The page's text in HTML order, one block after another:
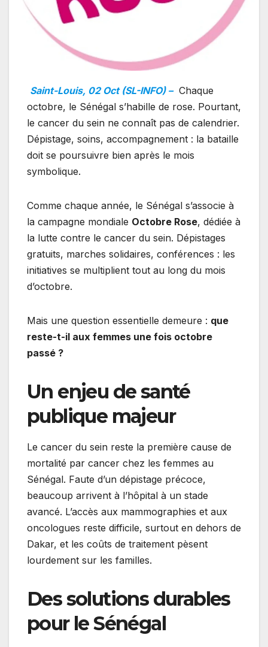
Saint-Louis, 02 Oct (SL-INFO) – Chaque
octobre, le Sénégal s’habille de rose. Pourtant,
le cancer du sein ne connaît pas de calendrier.
Dépistage, soins, accompagnement : la bataille
doit se poursuivre bien après le mois
symbolique.
Comme chaque année, le Sénégal s’associe à
la campagne mondiale Octobre Rose, dédiée à
la lutte contre le cancer du sein. Dépistages
gratuits, marches solidaires, conférences : les
initiatives se multiplient tout au long du mois
d’octobre.
Mais une question essentielle demeure : que
reste-t-il aux femmes une fois octobre
passé ?
Un enjeu de santé
publique majeur
Le cancer du sein reste la première cause de
mortalité par cancer chez les femmes au
Sénégal. Faute d’un dépistage précoce,
beaucoup arrivent à l’hôpital à un stade
avancé. L’accès aux mammographies et aux
oncologues reste difficile, surtout en dehors de
Dakar, et les coûts de traitement pèsent
lourdement sur les familles.
Des solutions durables
pour le Sénégal